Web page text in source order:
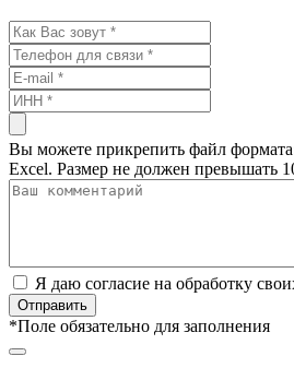
Вы можете прикрепить файл
Excel. Размер не должен превышать
Я даю согласие на обработку
*Поле обязательно для заполнения